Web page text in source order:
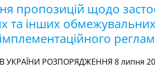
пропозицій щодо
та інших обмежувальних
УКРАЇНИ РОЗПОРЯДЖЕННЯ 8 липня